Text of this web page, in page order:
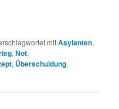
mitAsylanten,
,Not,
, Überschuldung,